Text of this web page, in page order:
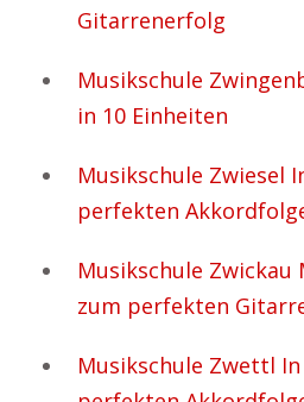
Gitarrenerfolg
Musikschule
in 10 Einheiten
Musikschule Zwiesel
perfekten
Musikschule
zum perfekten
Musikschule Zwettl